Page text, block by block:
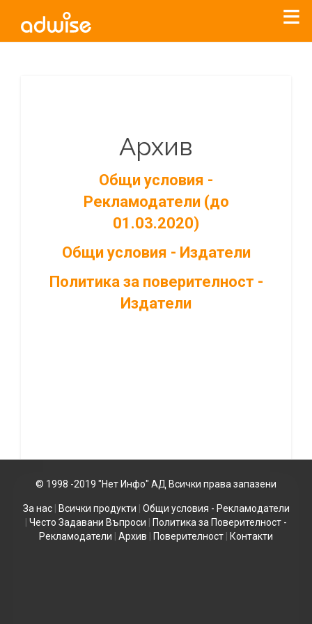
Архив
Общи условия -
Рекламодатели (до
01.03.2020)
Общи условия - Издатели
Политика за поверителност -
Издатели
© 1998 -2019 "Нет Инфо" АД Всички права запазени
За нас| Всички продукти
Общи условия - Рекламодатели
Често Задавани Въпроси
Политика за Поверителност -
Рекламодатели
Архив Поверителност Контакти